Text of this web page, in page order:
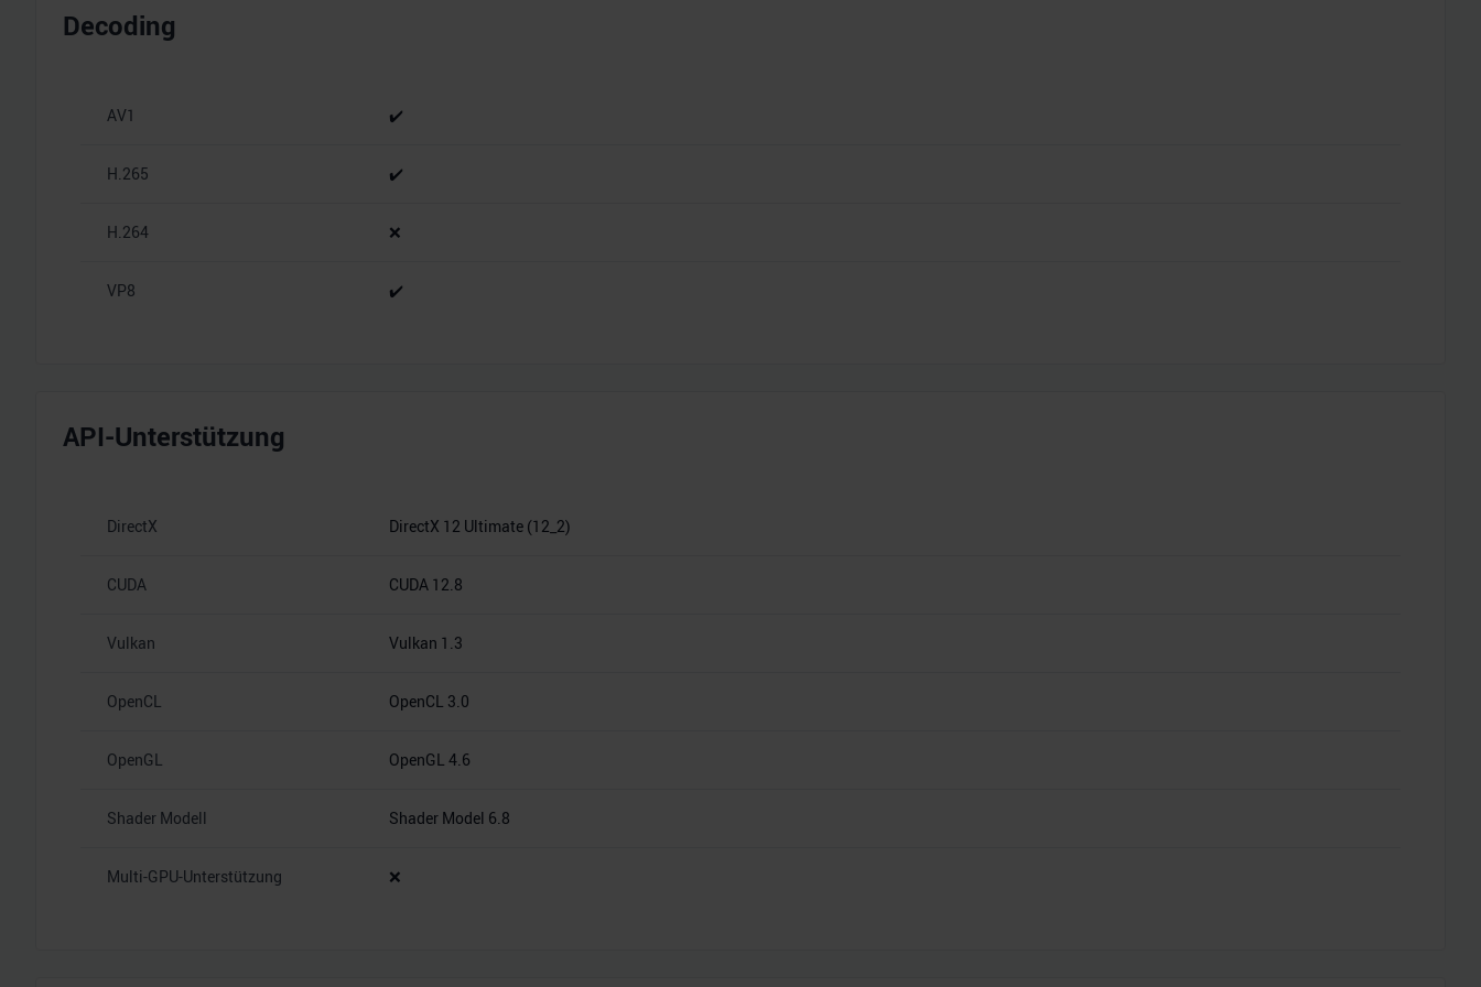
Decoding
AV1 ✔️
H.265 ✔️
H.264 ❌
VP8 ✔️
API-Unterstützung
DirectX DirectX 12 Ultimate (12_2)
CUDA CUDA 12.8
Vulkan Vulkan 1.3
OpenCL OpenCL 3.0
OpenGL OpenGL 4.6
Shader Modell Shader Model 6.8
Multi-GPU-Unterstützung ❌